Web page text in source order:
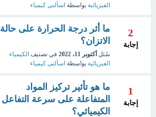
الفيزيائية بواسطة اسألنى كيمياء
2
إجابة
ما أثر درجة الحرارة على حالة
الاتزان؟
سُئل أكتوبر 11، 2022 في تصنيف الكيمياء
الفيزيائية بواسطة اسألنى كيمياء
1
إجابة
ما هو تأثير تركيز المواد
المتفاعلة على سرعة التفاعل
الكيميائي؟